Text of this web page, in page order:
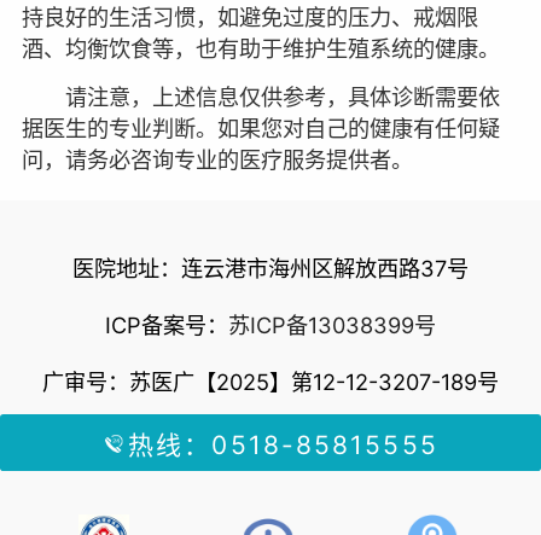
持良好的生活习惯，如避免过度的压力、戒烟限
酒、均衡饮食等，也有助于维护生殖系统的健康。
请注意，上述信息仅供参考，具体诊断需要依
据医生的专业判断。如果您对自己的健康有任何疑
问，请务必咨询专业的医疗服务提供者。
医院地址：连云港市海州区解放西路37号
ICP备案号： 苏ICP备13038399号
广审号：苏医广【2025】第12-12-3207-189号
热线：0518-85815555